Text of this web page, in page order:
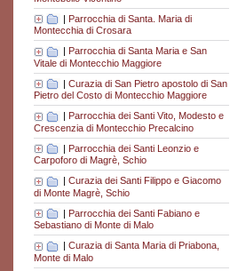
| Parrocchia di Santa. Maria di
Montecchia di Crosara
| Parrocchia di Santa Maria e San
Vitale di Montecchio Maggiore
| Curazia di San Pietro apostolo di San
Pietro del Costo di Montecchio Maggiore
| Parrocchia dei Santi Vito, Modesto e
Crescenzia di Montecchio Precalcino
| Parrocchia dei Santi Leonzio e
Carpoforo di Magrè, Schio
Curazia dei Santi Filippo e Giacomo
di Monte Magrè, Schio
| Parrocchia dei Santi Fabiano e
Sebastiano di Monte di Malo
Curazia di Santa Maria di Priabona,
Monte di Malo